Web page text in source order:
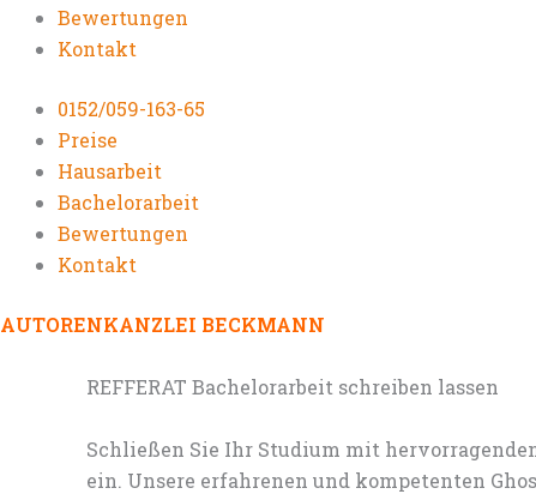
Bewertungen
Kontakt
0152/059-163-65
Preise
Hausarbeit
Bachelorarbeit
Bewertungen
Kontakt
AUTORENKANZLEI BECKMANN
REFFERAT Bachelorarbeit schreiben lassen
Schließen Sie Ihr Studium mit
ein. Unsere erfahrenen und kompetenten